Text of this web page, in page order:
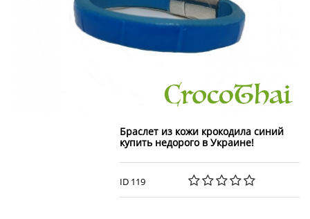
Браслет из кожи крокодила синий
купить недорого в Украине!
ID 119